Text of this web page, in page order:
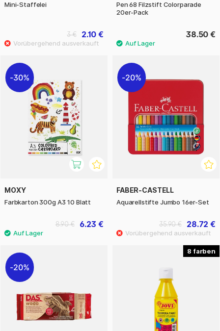
Mini-Staffelei
2.10 €
3 €
Pen 68 Filzstift Colorparade
20er-Pack
38.50 €
30%
MOXY
Farbkarton 300g A3 10 Blatt
6.23 €
8.90 €
20%
FABER-CASTELL
Aquarellstifte Jumbo 16er-Set
28.72 €
35.90 €
20%
8